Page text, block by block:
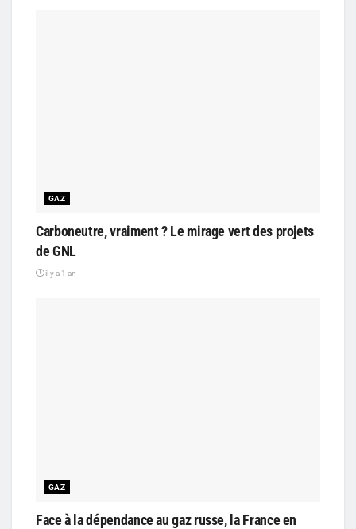
GAZ
Carboneutre, vraiment ? Le mirage vert des projets
de GNL
il y a 1 an
GAZ
Face à la dépendance au gaz russe, la France en